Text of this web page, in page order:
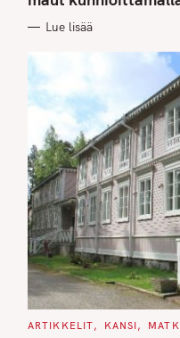
O
I
Lue lisää
C
ARTIKKELIT KANSI